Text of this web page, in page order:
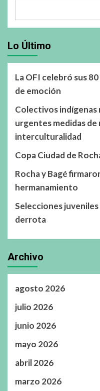
Lo Último
La OFI celebró sus
de emoción
Colectivos indígenas
urgentes medidas
interculturalidad
Copa Ciudad de
Rocha y Bagé
hermanamiento
Selecciones
derrota
Archivo
agosto 2026
julio 2026
junio 2026
mayo 2026
abril 2026
marzo 2026